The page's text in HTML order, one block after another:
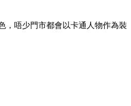
，唔少門市都會以卡通人物作為裝